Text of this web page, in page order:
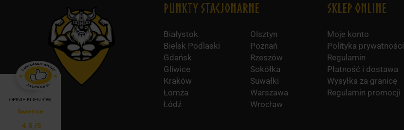
Punkty Stacjonarne
Białystok
Bielsk Podlaski
Gdańsk
Gliwice
Kraków
Łomża
Łódź
Olsztyn
Poznań
Rzeszów
Sokółka
Suwałki
Warszawa
Wrocław
Sklep online
Moje konto
Polityka prywatności
Regulamin
Płatność i dostawa
Wysyłka za granicę
Regulamin promocji
OPINIE KLIENTÓW
Świetnie
Średnia ocena klientów:
4.5 /5